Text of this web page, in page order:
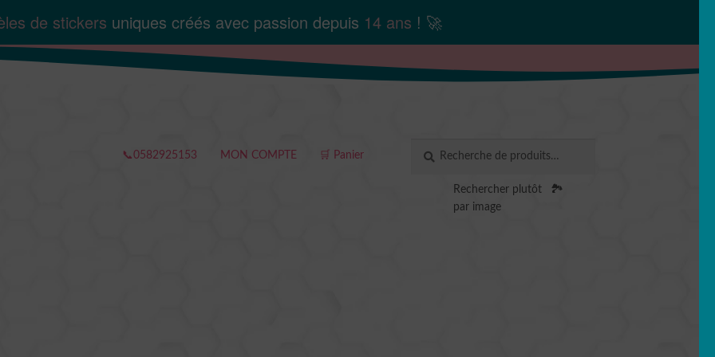
de stickers uniques créés avec passion depuis 14 ans ! 🚀
📞0582925153 MON COMPTE 🛒 Panier
pour :
RECHERCHE
Rechercher plutôt
par image
🏞️